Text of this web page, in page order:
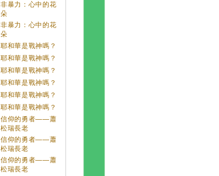
非暴力：心中的花
朵
非暴力：心中的花
朵
耶和華是戰神嗎？
耶和華是戰神嗎？
耶和華是戰神嗎？
耶和華是戰神嗎？
耶和華是戰神嗎？
耶和華是戰神嗎？
信仰的勇者——蕭
松瑞長老
信仰的勇者——蕭
松瑞長老
信仰的勇者——蕭
松瑞長老